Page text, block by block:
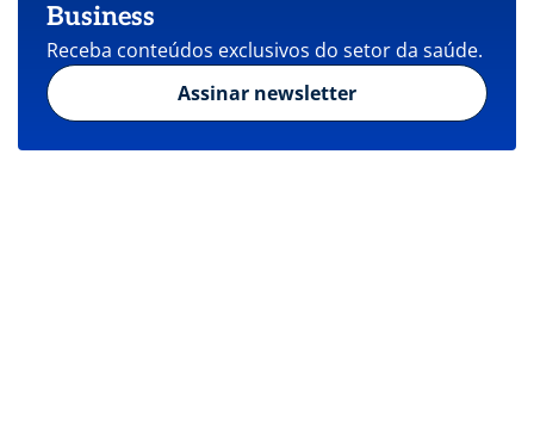
Business
Receba conteúdos exclusivos do setor da saúde.
Assinar newsletter